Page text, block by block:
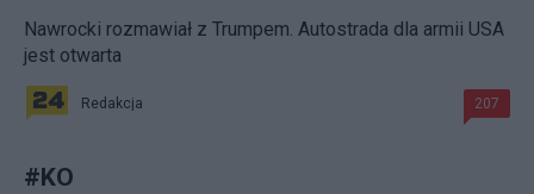
Nawrocki rozmawiał z Trumpem. Autostrada dla armii USA
jest otwarta
Redakcja 207
#KO